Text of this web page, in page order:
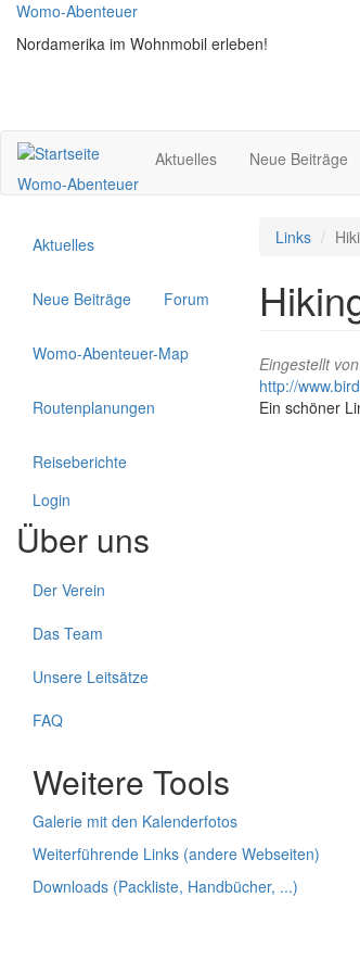
Direkt
zum
Inhalt
Womo-Abenteuer
Nordamerika im Wohnmobil erleben!
Womo-Abenteuer
Aktuelles Neue Beiträge
Aktuelles
Neue Beiträge Forum
Womo-Abenteuer-Map
Routenplanungen
Reiseberichte
Login
Über uns
Der Verein
Das Team
Unsere Leitsätze
FAQ
Links
Eingestellt von
http://
Ein schöner
Weitere Tools
Galerie mit den Kalenderfotos
Weiterführende Links (andere Webseiten)
Downloads (Packliste, Handbücher, ...)